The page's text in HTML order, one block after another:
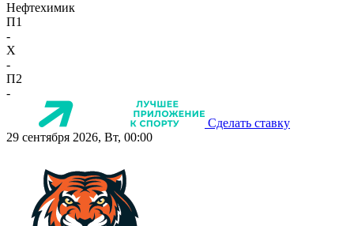
Нефтехимик
П1
-
X
-
П2
-
Сделать ставку
29 сентября 2026, Вт, 00:00